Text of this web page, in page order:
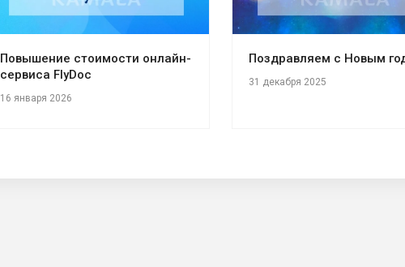
Повышение стоимости онлайн-
сервиса FlyDoc
16 января 2026
Поздравляем с Новым
31 декабря 2025